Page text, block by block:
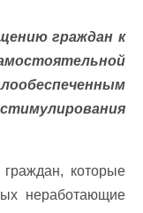
граждан к
которые
неработающие